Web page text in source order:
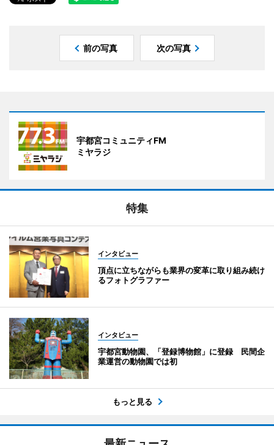
前の写真 次の写真
宇都宮コミュニティFM
ミヤラジ
特集
インタビュー
頂点に立ちながらも業界の変革に取り組み続け
るフォトグラファー
インタビュー
宇都宮動物園、「登録博物館」に登録 民間企
業運営の動物園では初
もっと見る